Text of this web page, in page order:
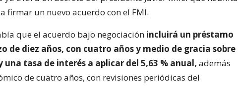
firmar un nuevo acuerdo con el FMI.
que el acuerdo bajo negociación incluirá un préstamo
de diez años, con cuatro años y medio de gracia sobre
una tasa de interés a aplicar del 5,63 % anual, además
de cuatro años, con revisiones periódicas del